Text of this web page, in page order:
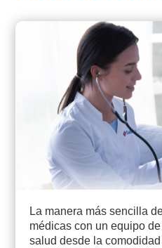
La manera más sencilla
médicas con un equipo
salud desde la